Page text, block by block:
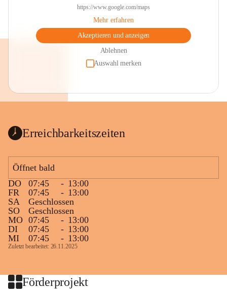
https://www.google.com/maps
Mehr erfahren
Akzeptieren und anzeigen
Ablehnen
Auswahl merken
Erreichbarkeitszeiten
Öffnet bald
DO
07:45 - 13:00
FR
07:45 - 13:00
SA
Geschlossen
SO
Geschlossen
MO 07:45 - 13:00
DI
07:45 - 13:00
MI
07:45 - 13:00
Zuletzt bearbeitet: 26.11.2025
Förderprojekt